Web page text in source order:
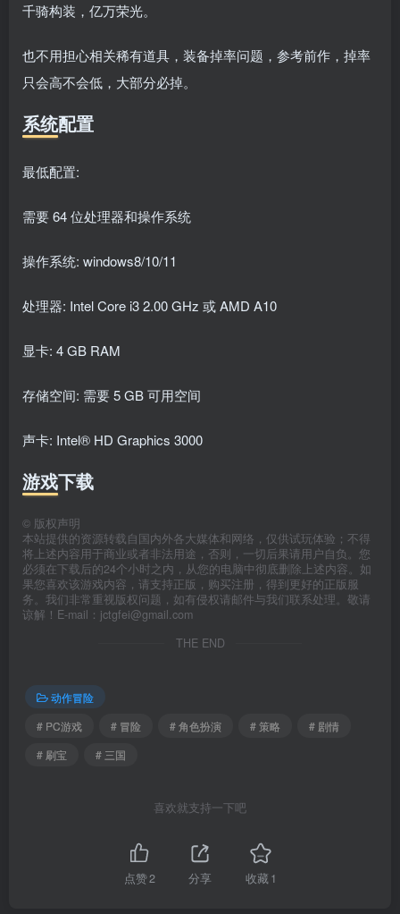
千骑构装，亿万荣光。
也不用担心相关稀有道具，装备掉率问题，参考前作，掉率
只会高不会低，大部分必掉。
系统配置
最低配置:
需要 64 位处理器和操作系统
操作系统: windows8/10/11
处理器: Intel Core i3 2.00 GHz 或 AMD A10
显卡: 4 GB RAM
存储空间: 需要 5 GB 可用空间
声卡: Intel® HD Graphics 3000
游戏下载
© 版权声明
本站提供的资源转载自国内外各大媒体和网络，仅供试玩体验；不得
将上述内容用于商业或者非法用途，否则，一切后果请用户自负。您
必须在下载后的24个小时之内，从您的电脑中彻底删除上述内容。如
果您喜欢该游戏内容，请支持正版，购买注册，得到更好的正版服
务。我们非常重视版权问题，如有侵权请邮件与我们联系处理。敬请
谅解！E-mail：jctgfei@gmail.com
THE END
动作冒险
# PC游戏
# 冒险 # 角色扮演 # 策略
# 剧情
# 刷宝
# 三国
喜欢就支持一下吧
点赞2 分享 收藏1